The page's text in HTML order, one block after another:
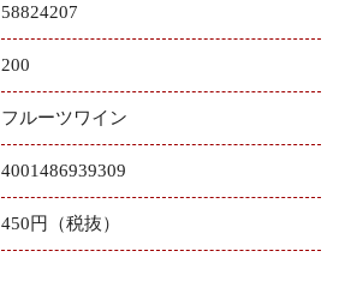
58824207
200
フルーツワイン
4001486939309
450円（税抜）